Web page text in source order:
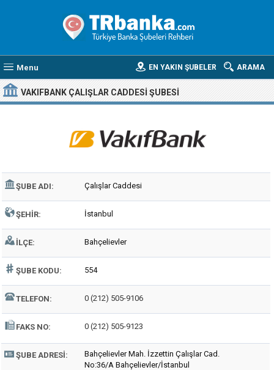
Menu ARAMA
EN YAKIN ŞUBELER
VAKIFBANK ÇALIŞLAR CADDESI ŞUBESI
ŞUBE ADI: Çalışlar Caddesi
ŞEHIR: İstanbul
İLÇE: Bahçelievler
ŞUBE KODU: 554
TELEFON: 0 (212) 505-9106
FAKS NO: 0 (212) 505-9123
ŞUBE ADRESI:
Bahçelievler Mah. İzzettin Çalışlar Cad.
No:36/A Bahçelievler/İstanbul